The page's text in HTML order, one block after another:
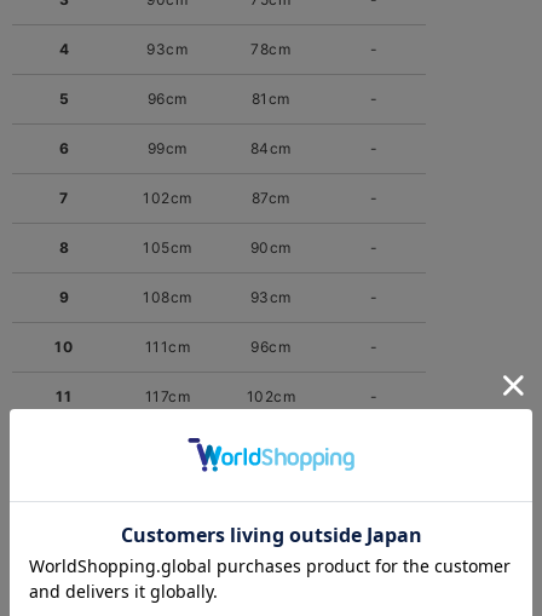
4
5
6
7
8
9
10
11
93cm
96cm
99cm
102cm
105cm
108cm
111cm
117cm
123cm
78cm
81cm
84cm
87cm
90cm
93cm
96cm
102cm
108cm
-
-
-
-
-
-
-
-
【ハワイ生地お取り扱いのご注意】
ハワイ直輸入の生地を使用しております｡